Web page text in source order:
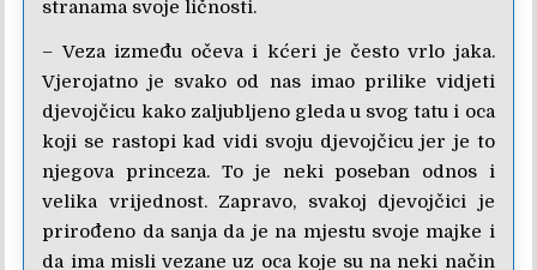
stranama svoje ličnosti.
– Veza između očeva i kćeri je često vrlo jaka.
Vjerojatno je svako od nas imao prilike vidjeti
djevojčicu kako zaljubljeno gleda u svog tatu i oca
koji se rastopi kad vidi svoju djevojčicu jer je to
njegova princeza. To je neki poseban odnos i
velika vrijednost. Zapravo, svakoj djevojčici je
prirođeno da sanja da je na mjestu svoje majke i
da ima misli vezane uz oca koje su na neki način